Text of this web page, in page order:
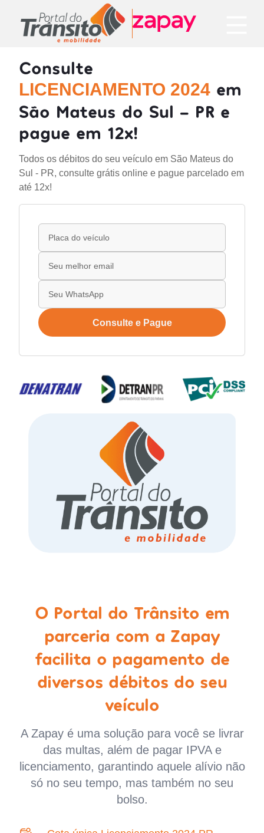
Consulte
LICENCIAMENTO 2024 em
São Mateus do Sul - PR e
pague em 12x!
Todos os débitos do seu veículo em São Mateus do
Sul - PR, consulte grátis online e pague parcelado em
até 12x!
Consulte e Pague
O Portal do Trânsito em
parceria com a Zapay
facilita o pagamento de
diversos débitos do seu
veículo
A Zapay é uma solução para você se livrar
das multas, além de pagar IPVA e
licenciamento, garantindo aquele alívio não
só no seu tempo, mas também no seu
bolso.